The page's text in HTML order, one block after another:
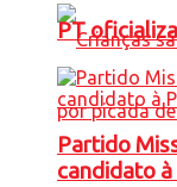
PT
Partido
candidato